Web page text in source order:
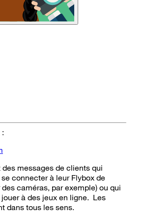
:
messages de clients qui
connecter à leur Flybox de
caméras, par exemple) ou qui
à des jeux en ligne. Les
dans tous les sens.